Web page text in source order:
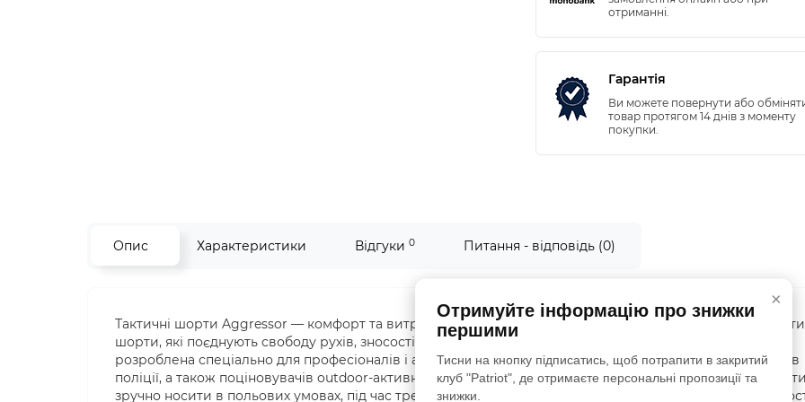
отриманні.
Гарантія
Ви можете повернути або
товар протягом 14 днів з моменту
покупки.
Опис Характеристики Відгуки 0 Питання - відповідь (0)
Тактичні шорти Aggressor — комфорт та витривалість для активного використання Шукаєте літні
шорти, які поєднують свободу рухів, зносостійкість і продуманий функціонал? Модель Aggressor
розроблена спеціально для професіоналів і активних користувачів: військових, стрільців, працівників
поліції, а також поціновувачів outdoor-активностей. Завдяки ергономічному крою та матеріалам шорти
зручно носити в польових умовах, під час тренувань чи просто в місті. Переваги та ключові
×
Отримуйте інформацію про знижки
першими
Тисни на кнопку підписатись, щоб потрапити в закритий
клуб "Patriot", де отримаєте персональні пропозиції та
знижки.